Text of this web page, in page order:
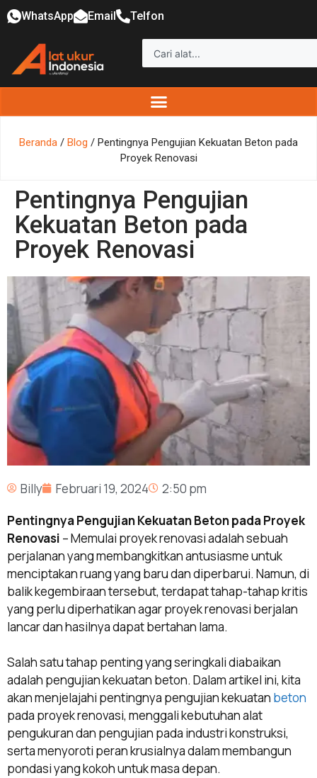
WhatsApp Email Telfon
Beranda / Blog / Pentingnya Pengujian Kekuatan Beton pada
Proyek Renovasi
Pentingnya Pengujian
Kekuatan Beton pada
Proyek Renovasi
Billy Februari 19, 2024
2:50 pm
Pentingnya Pengujian Kekuatan Beton pada Proyek
Renovasi –Memulai proyek renovasi adalah sebuah
perjalanan yang membangkitkan antusiasme untuk
menciptakan ruang yang baru dan diperbarui. Namun, di
balik kegembiraan tersebut, terdapat tahap-tahap kritis
yang perlu diperhatikan agar proyek renovasi berjalan
lancar dan hasilnya dapat bertahan lama.
Salah satu tahap penting yang seringkali diabaikan
adalah pengujian kekuatan beton. Dalam artikel ini, kita
akan menjelajahi pentingnya pengujian kekuatan beton
pada proyek renovasi, menggali kebutuhan alat
pengukuran dan pengujian pada industri konstruksi,
serta menyoroti peran krusialnya dalam membangun
pondasi yang kokoh untuk masa depan.